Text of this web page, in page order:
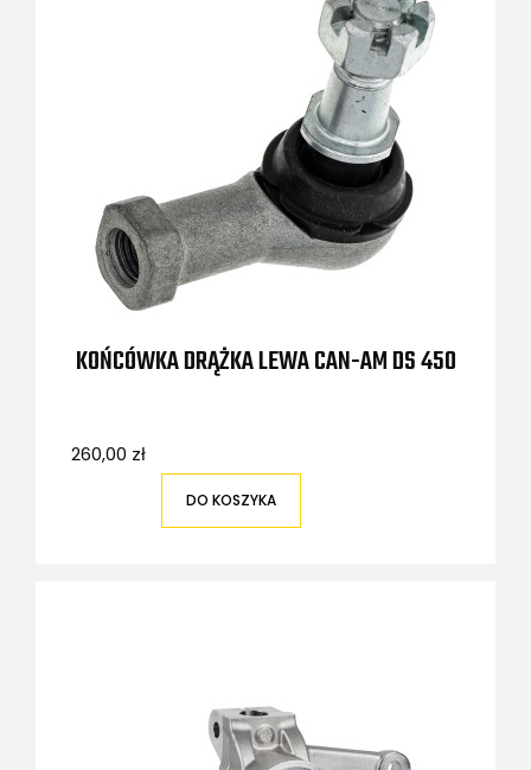
KOŃCÓWKA DRĄŻKA LEWA CAN-AM DS 450
260,00 zł
DO KOSZYKA